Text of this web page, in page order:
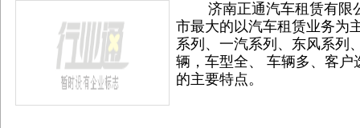
济南正通汽车租赁有限
市最大的以汽车租赁业务为
系列、一汽系列、东风系列
辆，车型全、 车辆多、客
的主要特点。